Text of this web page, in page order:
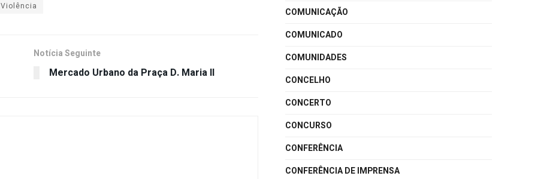
Violência
Notícia Seguinte
Mercado Urbano da Praça D. Maria II
COMUNICAÇÃO
COMUNICADO
COMUNIDADES
CONCELHO
CONCERTO
CONCURSO
CONFERÊNCIA
CONFERÊNCIA DE IMPRENSA